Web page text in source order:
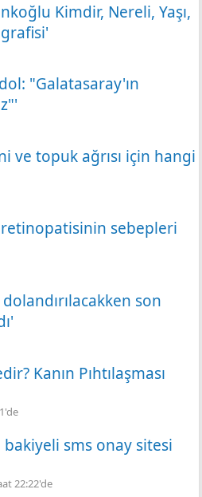
Kimdir, Nereli, Yaşı,
"Galatasaray'ın
ve topuk ağrısı için hangi
sebepleri
son
Kanın Pıhtılaşması
sms onay sitesi
22:22'de